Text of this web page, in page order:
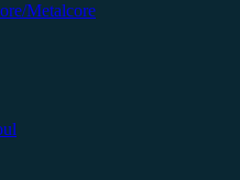
Metalcore